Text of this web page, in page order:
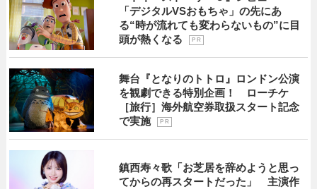
「デジタルVSおもちゃ」の先にあ
る“時が流れても変わらないもの”に目
頭が熱くなる
P R
舞台『となりのトトロ』ロンドン公演
を観劇できる特別企画！ ローチケ
［旅行］海外航空券取扱スタート記念
で実施
P R
鎮西寿々歌「お芝居を辞めようと思っ
てからの再スタートだった」 主演作